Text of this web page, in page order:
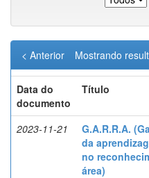
Mostrando
< Anterior
Data do
documento
Título
2023-11-21
G.A.R.R.A.
da
no
área)